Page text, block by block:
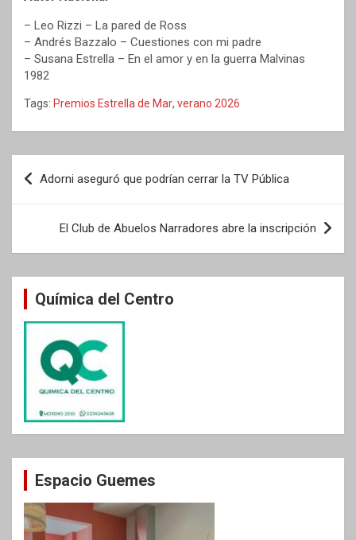
– Leo Rizzi – La pared de Ross
– Andrés Bazzalo – Cuestiones con mi padre
– Susana Estrella – En el amor y en la guerra Malvinas
1982
Tags: Premios Estrella de Mar, verano 2026
Navegación
de
entradas
Adorni aseguró que podrían cerrar la TV Pública
El Club de Abuelos Narradores abre la inscripción
Química del Centro
Espacio Guemes